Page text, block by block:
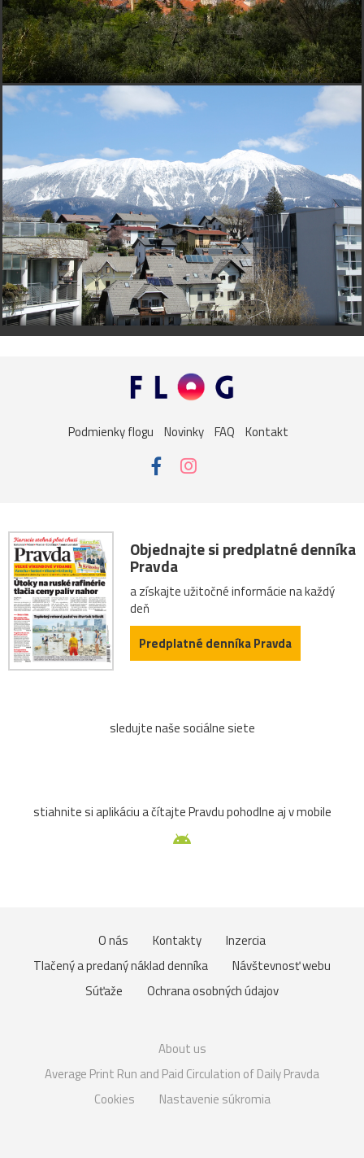
Podmienky flogu Novinky FAQ Kontakt
Objednajte si predplatné denníka
Pravda
a získajte užitočné informácie na každý
deň
Predplatné denníka Pravda
sledujte naše sociálne siete
stiahnite si aplikáciu a čítajte Pravdu pohodlne aj v mobile
O nás Kontakty
Inzercia
Tlačený a predaný náklad denníka
Návštevnosť webu
Súťaže
Ochrana osobných údajov
About us
Average Print Run and Paid Circulation of Daily Pravda
Cookies
Nastavenie súkromia